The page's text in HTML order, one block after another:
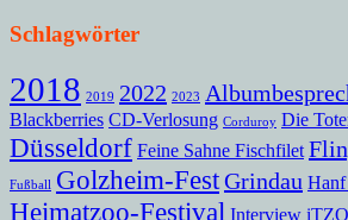
Schlagwörter
2018 2019 2022 2023
Blackberries CD-Verlosung Corduroy Die
Düsseldorf Feine Sahne Fischfilet
Fußball Golzheim-FestGrindau
Heimatzoo-Festival Interview